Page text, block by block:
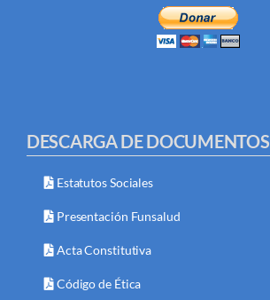
DESCARGA DE DOCUMENTOS
Estatutos Sociales
Presentación Funsalud
Acta Constitutiva
Código de Ética